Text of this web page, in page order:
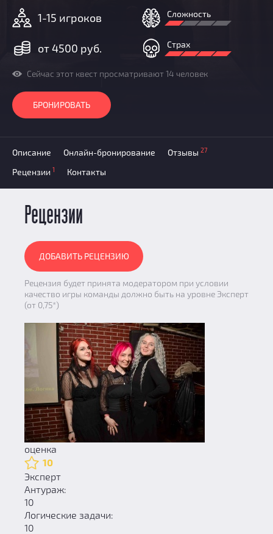
Новости
Партнерам
1-15 игроков
от 4500 руб.
Сложность
Страх
Сейчас этот квест просматривают 14 человек
БРОНИРОВАТЬ
Описание Онлайн-бронирование Отзывы 27
Рецензии 1 Контакты
Рецензии
ДОБАВИТЬ РЕЦЕНЗИЮ
Рецензия будет принята модератором при условии
качество игры команды должно быть на уровне Эксперт
(от 0,75*)
оценка
10
Эксперт
Антураж:
10
Логические задачи:
10